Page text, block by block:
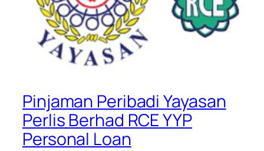
Pinjaman Peribadi Yayasan
Perlis Berhad RCE YYP
Personal Loan